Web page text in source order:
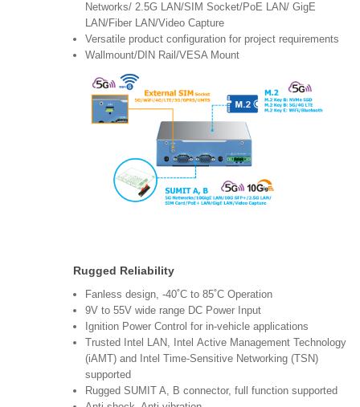
Networks/ 2.5G LAN/SIM Socket/PoE LAN/ GigE
LAN/Fiber LAN/Video Capture
Versatile product configuration for project requirements
Wallmount/DIN Rail/VESA Mount
Rugged Reliability
Fanless design, -40˚C to 85˚C Operation
9V to 55V wide range DC Power Input
Ignition Power Control for in-vehicle applications
Trusted Intel LAN, Intel Active Management Technology
(iAMT) and Intel Time-Sensitive Networking (TSN)
supported
Rugged SUMIT A, B connector, full function supported